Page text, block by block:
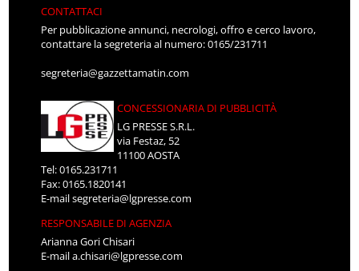
CONTATTACI
Per pubblicazione annunci, necrologi, offro e cerco lavoro,
contattare la segreteria al numero: 0165/231711
segreteria@gazzettamatin.com
CONCESSIONARIA DI PUBBLICITÀ
LG PRESSE S.R.L.
via Festaz, 52
11100 AOSTA
Tel: 0165.231711
Fax: 0165.1820141
E-mailsegreteria@lgpresse.com
RESPONSABILE DI AGENZIA
Arianna Gori Chisari
E-maila.chisari@lgpresse.com